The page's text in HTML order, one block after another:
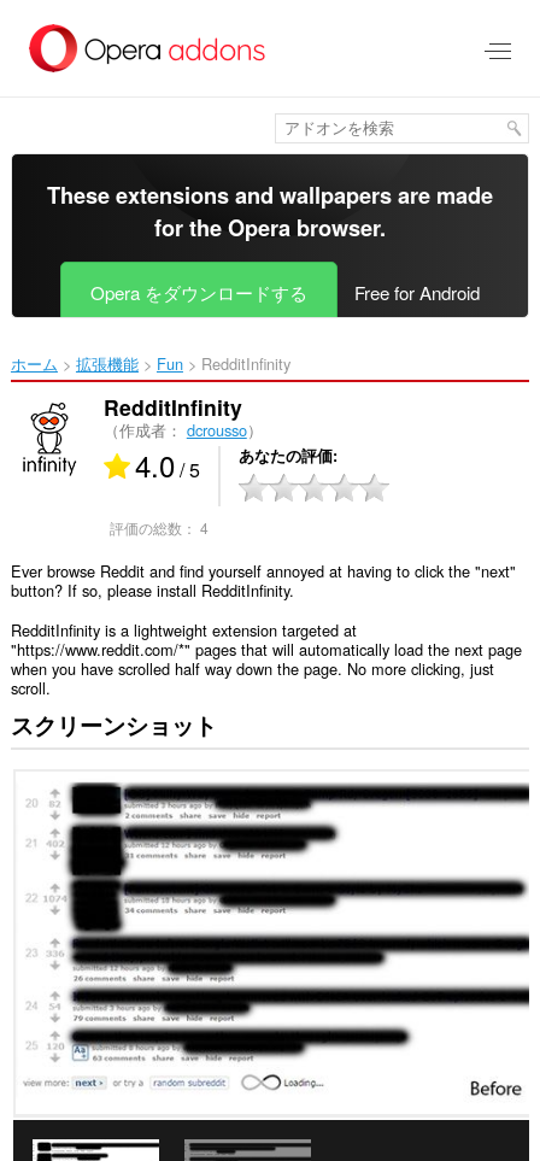
メ
ツ
移
These extensions and wallpapers are made
for theOpera browser.
Opera をダウンロードする Free for Android
ホーム 拡張機能 Fun RedditInfinity‎
RedditInfinity
（作成者： dcrousso）
4.0/ 5 あなたの評価
評価の総数： 4
Ever browse Reddit and find yourself annoyed at having to click the "next"
button? If so, please install RedditInfinity.
RedditInfinity is a lightweight extension targeted at
"https://www.reddit.com/*" pages that will automatically load the next page
when you have scrolled half way down the page. No more clicking, just
scroll.
スクリーンショット